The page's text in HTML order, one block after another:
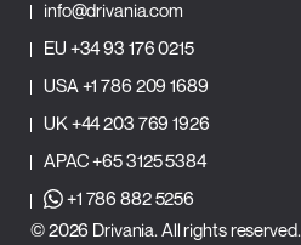
info@drivania.com
EU +34 93 176 0215
USA +1 786 209 1689
UK +44 203 769 1926
APAC+65 3125 5384
+1 786 882 5256
© 2026 Drivania. All rights reserved.